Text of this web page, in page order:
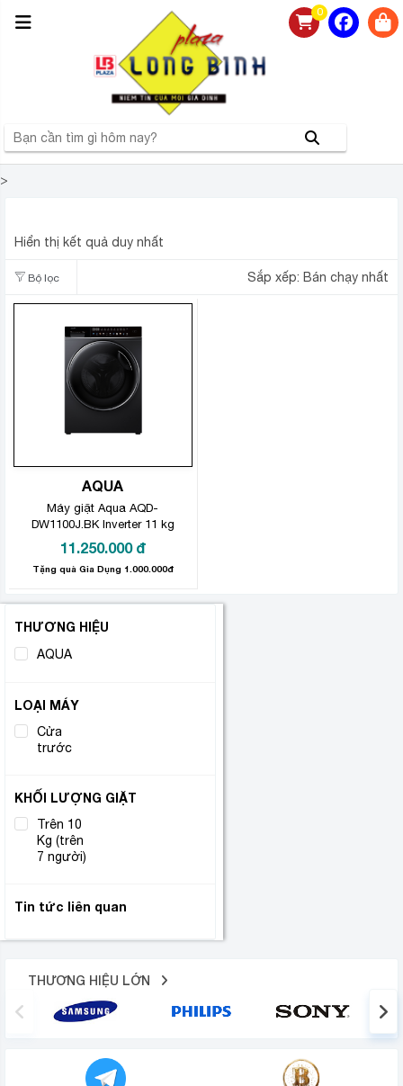
0
>
Hiển thị kết quả duy nhất
Bộ lọc Sắp xếp: Bán chạy nhất
AQUA
Máy giặt Aqua AQD-
DW1100J.BK Inverter 11 kg
11.250.000 đ
Tặng quà Gia Dụng 1.000.000đ
THƯƠNG HIỆU
AQUA
LOẠI MÁY
Cửa
trước
KHỐI LƯỢNG GIẶT
Trên 10
Kg (trên
7 người)
Tin tức liên quan
THƯƠNG HIỆU LỚN